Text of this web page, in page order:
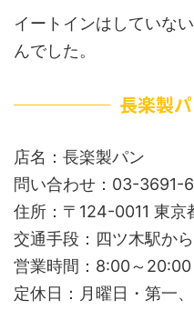
イートインはしていな
んでした。
長楽製
店名：長楽製パン
問い合わせ：03-3691-
住所：〒124-0011 東
交通手段：四ツ木駅か
営業時間：8:00～20:00
定休日：月曜日・第一